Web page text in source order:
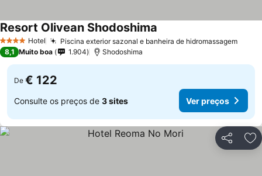
4 EstrelasHotel Piscina exterior sazonal e banheira de hidromassagem
Resort Olivean Shodoshima
8,1 Muito boa 1.904 Shodoshima
De € 122
Consulte os preços de 3 sites Ver preços
Partilhar